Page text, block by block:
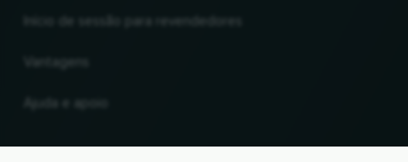
Vantagens
Ajuda e apoio